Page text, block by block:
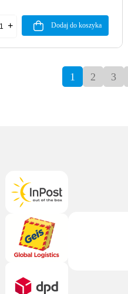
Dodaj do koszyka
1 2 3